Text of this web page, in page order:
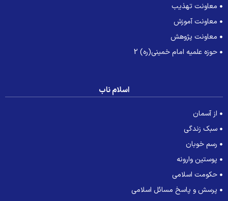
معاونت تهذیب
معاونت آموزش
معاونت پژوهش
حوزه علمیه امام خمینی(ره) 2
اسلام ناب
از آسمان
سبک زندگی
رسم خوبان
پوستین وارونه
حکومت اسلامی
پرسش و پاسخ مسائل اسلامی